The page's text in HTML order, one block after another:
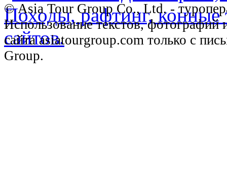
© Asia Tour Group Co., Ltd. -
Использование текстов,
сайта asiatourgroup.com только с
Group.